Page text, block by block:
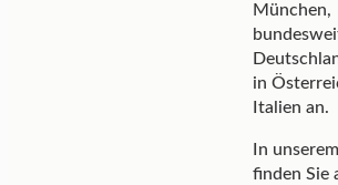
München,
in
Italien an.
In
finden Sie